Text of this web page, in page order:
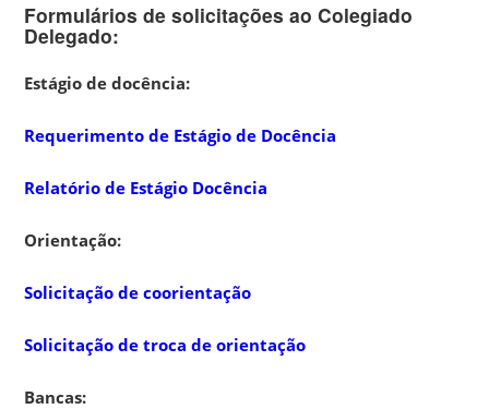
Formulários de solicitações ao Colegiado
Delegado:
Estágio de docência:
Requerimento de Estágio de Docência
Relatório de Estágio Docência
Orientação:
Solicitação de coorientação
Solicitação de troca de orientação
Bancas: